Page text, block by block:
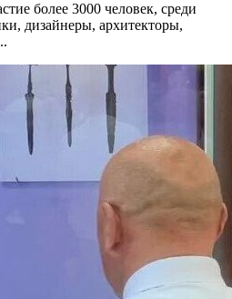
более 3000 человек, среди
дизайнеры, архитекторы,